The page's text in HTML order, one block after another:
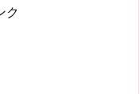
ク